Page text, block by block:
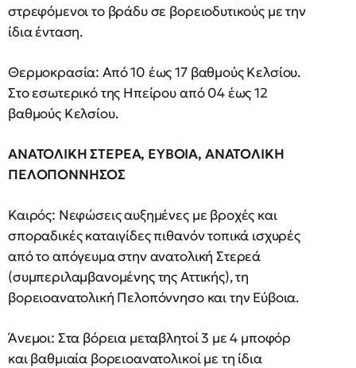
στρεφόμενοι το βράδυ σε βορειοδυτικούς με την
ίδια ένταση.
Θερμοκρασία: Από 10 έως 17 βαθμούς Κελσίου.
Στο εσωτερικό της Ηπείρου από 04 έως 12
βαθμούς Κελσίου.
ΑΝΑΤΟΛΙΚΗ ΣΤΕΡΕΑ, ΕΥΒΟΙΑ, ΑΝΑΤΟΛΙΚΗ
ΠΕΛΟΠΟΝΝΗΣΟΣ
Καιρός: Νεφώσεις αυξημένες με βροχές και
σποραδικές καταιγίδες πιθανόν τοπικά ισχυρές
από το απόγευμα στην ανατολική Στερεά
(συμπεριλαμβανομένης της Αττικής), τη
βορειοανατολική Πελοπόννησο και την Εύβοια.
Άνεμοι: Στα βόρεια μεταβλητοί 3 με 4 μποφόρ
και βαθμιαία βορειοανατολικοί με τη ίδια